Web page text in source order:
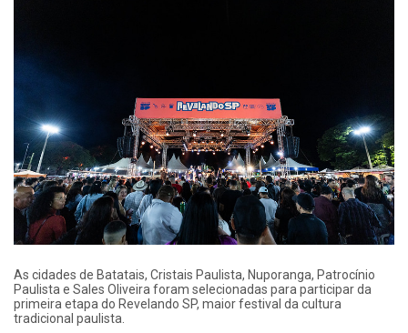
As cidades de Batatais, Cristais Paulista, Nuporanga, Patrocínio
Paulista e Sales Oliveira foram selecionadas para participar da
primeira etapa do Revelando SP, maior festival da cultura
tradicional paulista.